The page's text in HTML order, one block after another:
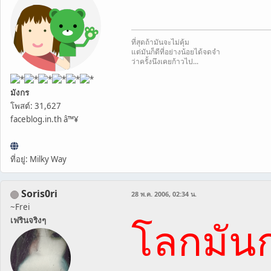
มังกร
โพสต์: 31,627
faceblog.in.th â™¥
ที่อยู่: Milky Way
ที่สุดถ้ามันจะไม่คุ้ม
แต่มันก็ดีที่อย่างน้อยได้จดจำ
ว่าครั้งนึงเคยก้าวไป...
Soris0ri
~Frei
เฟรินจริงๆ
28 พ.ค. 2006, 02:34 น.
โลกมั